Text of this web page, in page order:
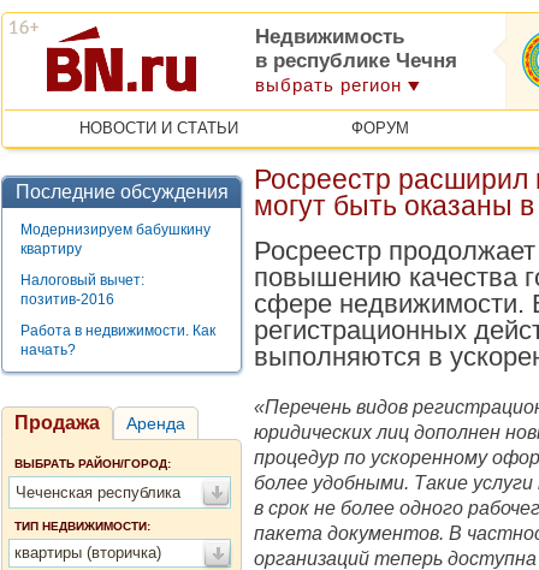
Недвижимость
в республике Чечня
выбрать регион
НОВОСТИ И СТАТЬИ ФОРУМ
Последние обсуждения
Модернизируем бабушкину
квартиру
Налоговый вычет:
позитив-2016
Работа в недвижимости. Как
начать?
Продажа Аренда
ВЫБРАТЬ РАЙОН/ГОРОД:
Чеченская республика
ТИП НЕДВИЖИМОСТИ:
квартиры (вторичка)
Росреестр расширил
могут быть оказаны
Росреестр
повышению качества
сфере недвижимости.
регистрационных
выполняются в
«Перечень видов
юридических лиц дополнен
процедур по ускоренному
более удобными. Такие
в срок не более одного
пакета документов. В
организаций теперь